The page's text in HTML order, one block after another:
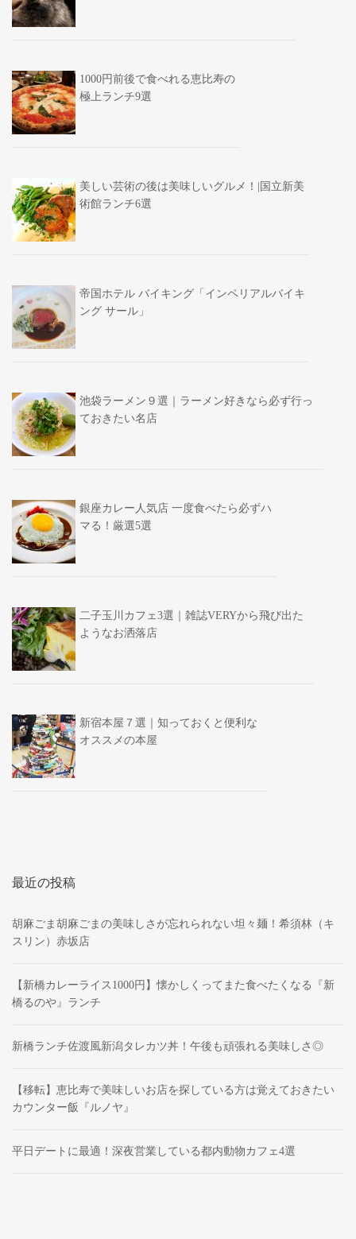
1000円前後で食べれる恵比寿の
極上ランチ9選
美しい芸術の後は美味しいグルメ！|国立新美
術館ランチ6選
帝国ホテル バイキング「インペリアルバイキ
ング サール」
池袋ラーメン９選｜ラーメン好きなら必ず行っ
ておきたい名店
銀座カレー人気店 一度食べたら必ずハ
マる！厳選5選
二子玉川カフェ3選｜雑誌VERYから飛び出た
ようなお洒落店
新宿本屋７選｜知っておくと便利な
オススメの本屋
最近の投稿
胡麻ごま胡麻ごまの美味しさが忘れられない坦々麺！希須林（キ
スリン）赤坂店
【新橋カレーライス1000円】懐かしくってまた食べたくなる『新
橋るのや』ランチ
新橋ランチ佐渡風新潟タレカツ丼！午後も頑張れる美味しさ◎
【移転】恵比寿で美味しいお店を探している方は覚えておきたい
カウンター飯『ルノヤ』
平日デートに最適！深夜営業している都内動物カフェ4選